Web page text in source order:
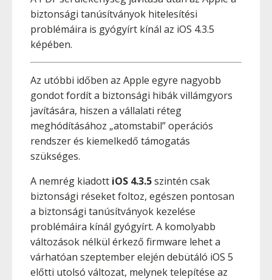
biztonsági tanúsítványok hitelesítési
problémáira is gyógyírt kínál az iOS 4.3.5
képében.
Az utóbbi időben az Apple egyre nagyobb
gondot fordít a biztonsági hibák villámgyors
javítására, hiszen a vállalati réteg
meghódításához „atomstabil” operációs
rendszer és kiemelkedő támogatás
szükséges.
A nemrég kiadott iOS 4.3.5szintén csak
biztonsági réseket foltoz, egészen pontosan
a biztonsági tanúsítványok kezelése
problémáira kínál gyógyírt. A komolyabb
változások nélkül érkező firmware lehet a
várhatóan szeptember elején debütáló iOS 5
előtti utolsó változat, melynek telepítése az